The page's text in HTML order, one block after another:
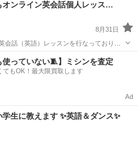
オンライン英会話個人レッス…
8月31日
会話（英語）レッスンを行なっておりま
文法を一から勉強し直しませんか？ ♪英
度ご連絡ください！ 講師としては１０年
...
駅 英会話 スマホ
使っていない🧵】ミシンを査定
てもOK！最大限買取します
Ad
生に教えます ✨英語＆ダンス✨